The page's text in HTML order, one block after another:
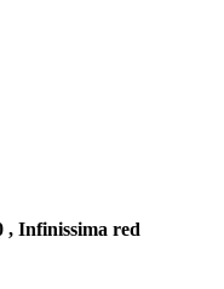
, Infinissima red